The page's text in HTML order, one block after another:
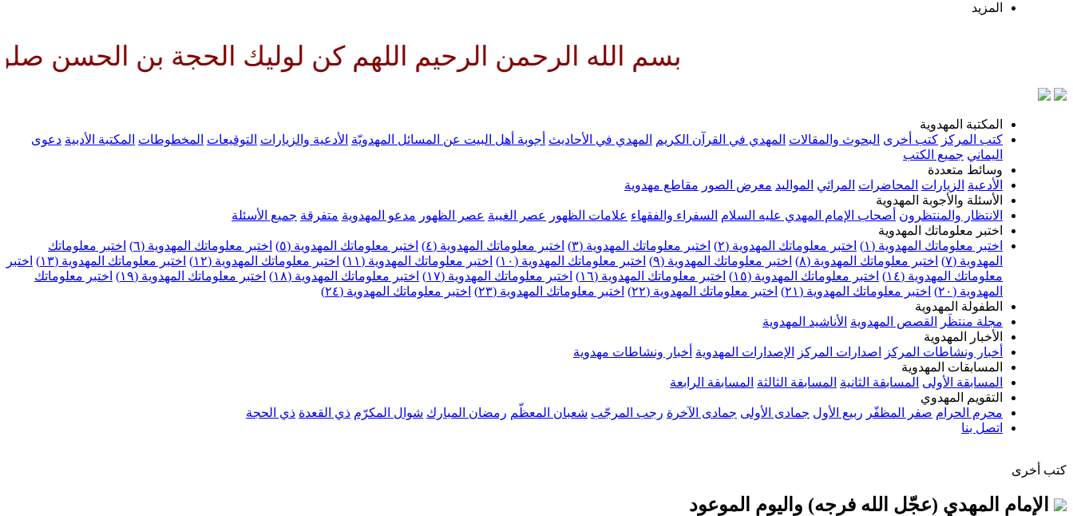
المزيد
بسم الله الرحمن الرحيم اللهم كن لوليك الحجة بن الحسن صلواتك
المكتبة المهدوية
كتب المركز كتب أخرى البحوث والمقالات المهدي في القرآن الكريم المهدي في الأحاديث أجوبة أهل البيت عن المسائل المهدويّة الأدعية والزيارات التوقيعات المخطوطات المكتبة الأدبية دعوى
اليماني جميع الكتب
وسائط متعددة
الأدعية الزيارات المحاضرات المراثي المواليد معرض الصور مقاطع مهدوية
الأسئلة والأجوبة المهدوية
الانتظار والمنتظرون أصحاب الإمام المهدي عليه السلام السفراء والفقهاء علامات الظهور عصر الغيبة عصر الظهور مدعو المهدوية متفرقة جميع الأسئلة
اختبر معلوماتك المهدوية
اختبر معلوماتك المهدوية (١)
اختبر معلوماتك المهدوية (٢) اختبر معلوماتك المهدوية (٣) اختبر معلوماتك المهدوية (٤) اختبر معلوماتك المهدوية (٥) اختبر معلوماتك المهدوية (٦)
اختبر معلوماتك
المهدوية (٧)
اختبر معلوماتك المهدوية (٨) اختبر معلوماتك المهدوية (٩) اختبر معلوماتك المهدوية (١٠) اختبر معلوماتك المهدوية (١١) اختبر معلوماتك المهدوية (١٢) اختبر معلوماتك المهدوية (١٣)
اختبر
معلوماتك المهدوية (١٤)
اختبر معلوماتك المهدوية (١٥) اختبر معلوماتك المهدوية (١٦) اختبر معلوماتك المهدوية (١٧) اختبر معلوماتك المهدوية (١٨) اختبر معلوماتك المهدوية (١٩)
اختبر معلوماتك
المهدوية (٢٠)
اختبر معلوماتك المهدوية (٢١) اختبر معلوماتك المهدوية (٢٢) اختبر معلوماتك المهدوية (٢٣)
اختبر معلوماتك المهدوية (٢٤)
الطفولة المهدوية
مجلة منتظَر
القصص المهدوية الأناشيد المهدوية
الأخبار المهدوية
أخبار ونشاطات المركز
اصدارات المركز الإصدارات المهدوية أخبار ونشاطات مهدوية
المسابقات المهدوية
المسابقة الأولى المسابقة الثانية المسابقة الثالثة المسابقة الرابعة
التقويم المهدوي
محرم الحرام صفر المظفّر ربيع الأول جمادى الأولى جمادى الآخرة رجب المرجّب شعبان المعظّم رمضان المبارك شوال المكرّم ذي القعدة ذي الحجة
اتصل بنا
كتب أخرى
الإمام المهدي (عجّل الله فرجه) واليوم الموعود